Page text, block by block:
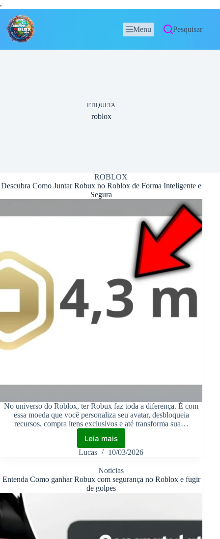
Menu Pesquisar
ETIQUETA
roblox
ROBLOX
Descubra Como Juntar Robux no Roblox de Forma Inteligente e
Segura
No universo do Roblox, ter Robux faz toda a diferença. É com
essa moeda que você personaliza seu avatar, desbloqueia
recursos, compra itens exclusivos e até transforma sua…
Leia mais
Lucas 10/03/2026
Noticias
Entenda Como ganhar Robux com segurança no Roblox e fugir
de golpes